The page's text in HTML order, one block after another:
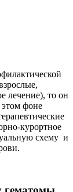
лечение), то он
этом фоне
курортное
схему и